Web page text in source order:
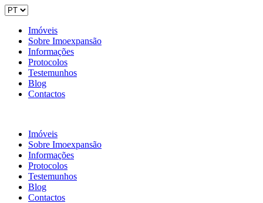
Imóveis
Sobre Imoexpansão
Informações
Protocolos
Testemunhos
Blog
Contactos
Imóveis
Sobre Imoexpansão
Informações
Protocolos
Testemunhos
Blog
Contactos